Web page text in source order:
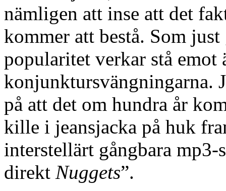
nämligen att inse att det
kommer att bestå. Som
popularitet verkar stå emot
konjunktursvängningarna.
på att det om hundra år
kille i jeansjacka på huk
interstellärt gångbara mp3-
direkt Nuggets”.